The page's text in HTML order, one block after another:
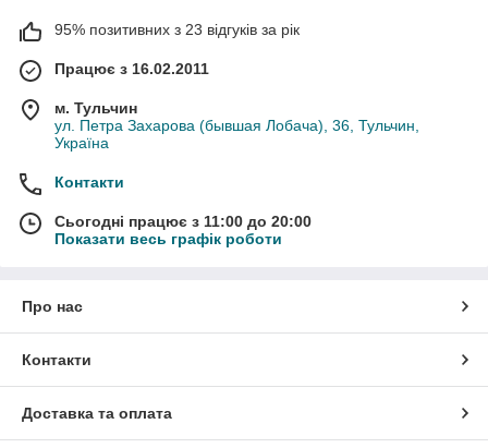
95% позитивних з 23 відгуків за рік
Працює з 16.02.2011
м. Тульчин
ул. Петра Захарова (бывшая Лобача), 36, Тульчин,
Україна
Контакти
Сьогодні працює з 11:00 до 20:00
Показати весь графік роботи
Про нас
Контакти
Доставка та оплата